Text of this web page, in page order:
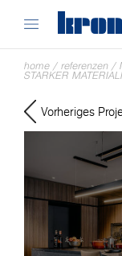
home / referenzen /
STARKER
Vorheriges